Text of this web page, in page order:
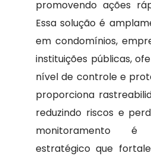
promovendo ações
Essa solução é
em condomínios,
instituições públicas,
nível de controle e
proporciona
reduzindo riscos e
monitoramento
estratégico que